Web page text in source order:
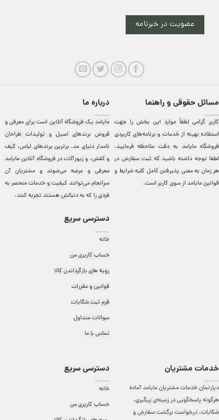
عضویت در خبرنامه
مسائل حقوقی و راهنما
کاربر گرامی لطفاً موارد این بخش را جهت
استفاده بهینه از خدمات و برنامه‌‏های کاربردی
فروشگاه مایامد به دقت ملاحظه فرمایید.
لطفا توجه داشته باشید که ثبت سفارش در
هر زمان به معنی پذیرفتن کامل کلیهشرایط و
قوانین مایامداز سوی کاربر است.
درباره ما
مایامد يک فروشگاه آنلاين است برای معرفی و
فروش برندهای اصيل و توليدات طراحان
نامدار دنيای مد. برترين‌ برندهای لباس، کيف
و کفش، و زيورآلات در فروشگاه آنلاين مایامد
معرفی و عرضه می‌شوند و مشتريان آن
سرانجام می‌توانند کيفيت و خدمات منحصر به
فردی را که به دنبالش هستند تجربه کنند.
دسترسی سریع
خانه
حساب کاربری من
رویه های بازگرداندن کالا
قوانین و مقررات
فرم ثبت شکایات
سوالات متداول
تماس با ما
خدمات مشتریان
دپارتمان خدمات مشتریان مایامد آماده
هرگونه پاسخگویی در زمینه‌ی پیگیری،
شکایات، درخواست برگشت سفارش و
دسترسی سریع
خانه
حساب کاربری من